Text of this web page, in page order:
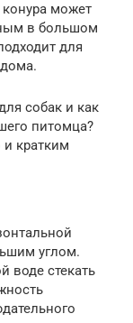
может
в большом
для
собак и как
питомца?
кратким
углом.
воде стекать